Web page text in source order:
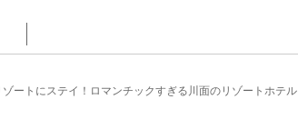
ートにステイ！ロマンチックすぎる川面のリゾートホテル